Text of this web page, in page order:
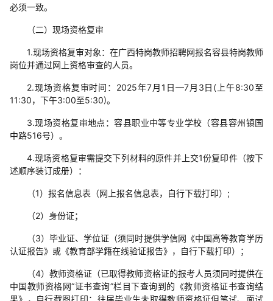
必须一致。
（二）现场资格复审
1.现场资格复审对象：在广西特岗教师招聘网报名容县特岗教师
岗位并通过网上资格审查的人员。
2.现场资格复审时间：2025年7月1日—7月3日(上午8:30至
11:30，下午3:00至5:30)。
3.现场资格复审地点：容县职业中等专业学校（容县容州镇国
中路516号）。
4.现场资格复审需提交下列材料的原件并上交1份复印件（按下
述顺序装订成册）：
（1）报名信息表（网上报名信息表，自行下载打印）;
（2）身份证；
（3）毕业证、学位证（须同时提供学信网《中国高等教育学历
认证报告》或《教育部学籍在线验证报告》，自行下载打印）；
（4）教师资格证（已取得教师资格证的报考人员须同时提供在
中国教师资格网“证书查询”栏目下查询到的《教师资格证书查询结
果》，自行截图打印；往届毕业生未取得教师资格证但笔试、面试